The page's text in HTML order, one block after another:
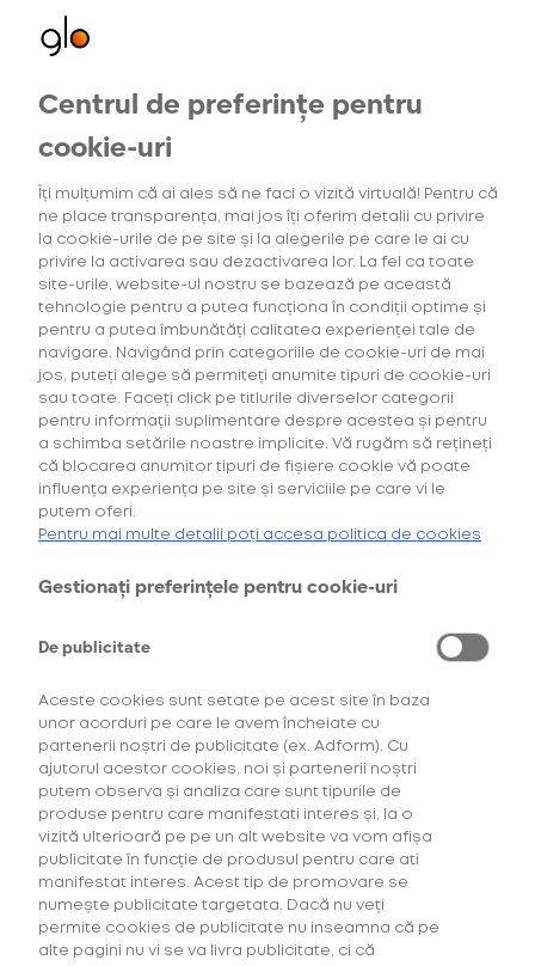
Consumabile
Descoperă
consumabilele
virto™ și rivo™
Prinde cele mai bune
oferte la gamele tale de
consumabile preferate.
Oferta 8
150,00 Lei
CONFIGUREAZĂ
Oferte exclusive
oferta de
6 pachete la preț de 3** .
Centrul de preferințe pentru
cookie-uri
Îți mulțumim că ai ales să ne faci o vizită virtuală! Pentru că
ne place transparența, mai jos îți oferim detalii cu privire
la cookie-urile de pe site și la alegerile pe care le ai cu
privire la activarea sau dezactivarea lor. La fel ca toate
site-urile, website-ul nostru se bazează pe această
tehnologie pentru a putea funcționa în condiții optime și
pentru a putea îmbunătăți calitatea experienței tale de
navigare. Navigând prin categoriile de cookie-uri de mai
jos, puteți alege să permiteți anumite tipuri de cookie-uri
sau toate. Faceți click pe titlurile diverselor categorii
pentru informații suplimentare despre acestea și pentru
a schimba setările noastre implicite. Vă rugăm să rețineți
că blocarea anumitor tipuri de fișiere cookie vă poate
influența experiența pe site și serviciile pe care vi le
putem oferi.
Pentru mai multe detalii poți accesa politica de cookies
Gestionați preferințele pentru cookie-uri
De publicitate
Aceste cookies sunt setate pe acest site în baza
unor acorduri pe care le avem încheiate cu
partenerii noștri de publicitate (ex. Adform). Cu
ajutorul acestor cookies, noi și partenerii noștri
putem observa și analiza care sunt tipurile de
produse pentru care manifestati interes și, la o
vizită ulterioară pe pe un alt website va vom afișa
publicitate în funcție de produsul pentru care ati
manifestat interes. Acest tip de promovare se
numește publicitate targetata. Dacă nu veți
permite cookies de publicitate nu inseamna că pe
alte pagini nu vi se va livra publicitate, ci că